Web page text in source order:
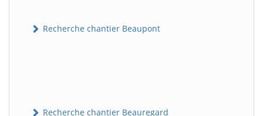
Recherche chantier Beaupont
Recherche chantier Beauregard